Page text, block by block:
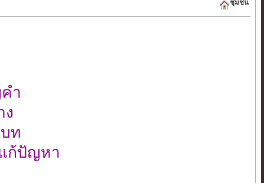
ชุมชน
ำ
ง
ท
ก้ปัญหา